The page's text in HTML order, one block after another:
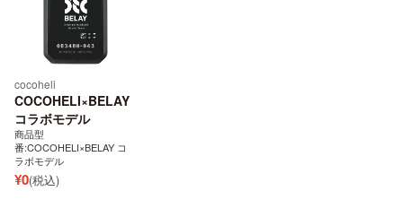
cocoheli
COCOHELI×BELAY
コラボモデル
商品型
番:COCOHELI×BELAY コ
ラボモデル
¥0(税込)